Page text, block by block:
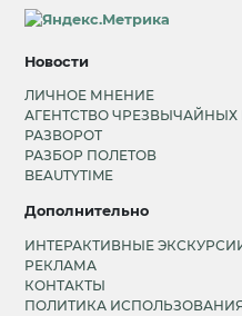
Новости
ЛИЧНОЕ МНЕНИЕ
АГЕНТСТВО ЧРЕЗВЫЧАЙНЫХ
РАЗВОРОТ
РАЗБОР ПОЛЕТОВ
BEAUTYTIME
Дополнительно
ИНТЕРАКТИВНЫЕ
РЕКЛАМА
КОНТАКТЫ
ПОЛИТИКА ИСПОЛЬЗОВАНИЯ